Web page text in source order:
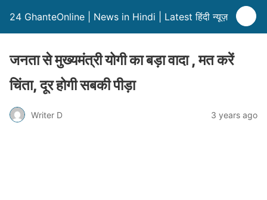
24 GhanteOnline | News in Hindi | Latest हिंदी न्यूज़
जनता से मुख्यमंत्री योगी का बड़ा वादा , मत करें
चिंता, दूर होगी सबकी पीड़ा
Writer D 3 years ago